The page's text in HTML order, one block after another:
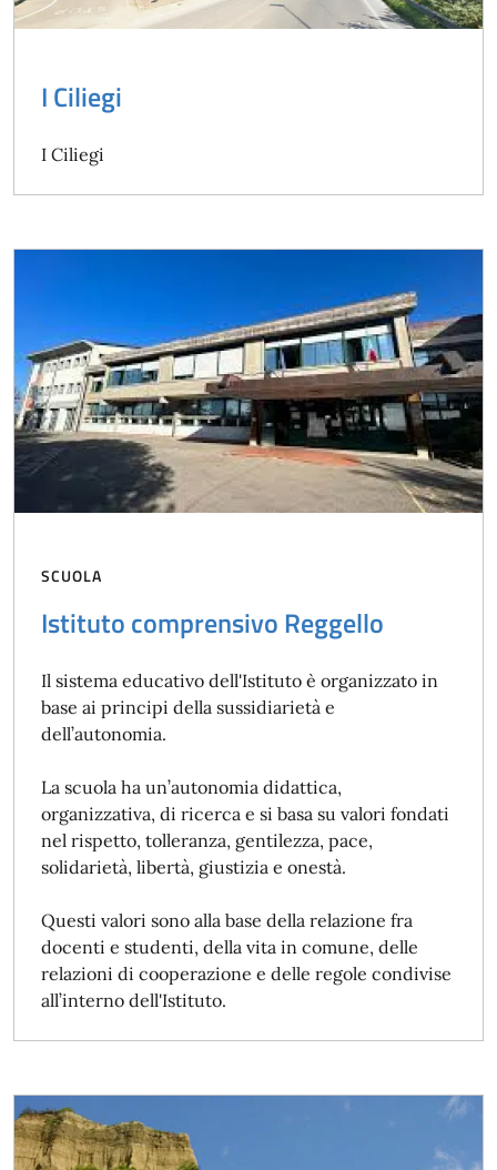
I Ciliegi
I Ciliegi
SCUOLA
Istituto comprensivo Reggello
Il sistema educativo dell'Istituto è organizzato in
base ai principi della sussidiarietà e
dell’autonomia.
La scuola ha un’autonomia didattica,
organizzativa, di ricerca e si basa su valori fondati
nel rispetto, tolleranza, gentilezza, pace,
solidarietà, libertà, giustizia e onestà.
Questi valori sono alla base della relazione fra
docenti e studenti, della vita in comune, delle
relazioni di cooperazione e delle regole condivise
all’interno dell'Istituto.